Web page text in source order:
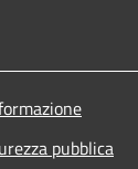
pubblica